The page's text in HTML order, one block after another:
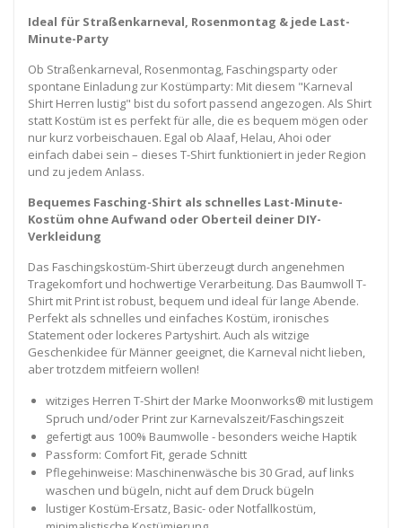
Ideal für Straßenkarneval, Rosenmontag & jede Last-
Minute-Party
Ob Straßenkarneval, Rosenmontag, Faschingsparty oder
spontane Einladung zur Kostümparty: Mit diesem "Karneval
Shirt Herren lustig" bist du sofort passend angezogen. Als Shirt
statt Kostüm ist es perfekt für alle, die es bequem mögen oder
nur kurz vorbeischauen. Egal ob Alaaf, Helau, Ahoi oder
einfach dabei sein – dieses T-Shirt funktioniert in jeder Region
und zu jedem Anlass.
Bequemes Fasching-Shirt als schnelles Last-Minute-
Kostüm ohne Aufwand oder Oberteil deiner DIY-
Verkleidung
Das Faschingskostüm-Shirt überzeugt durch angenehmen
Tragekomfort und hochwertige Verarbeitung. Das Baumwoll T-
Shirt mit Print ist robust, bequem und ideal für lange Abende.
Perfekt als schnelles und einfaches Kostüm, ironisches
Statement oder lockeres Partyshirt. Auch als witzige
Geschenkidee für Männer geeignet, die Karneval nicht lieben,
aber trotzdem mitfeiern wollen!
witziges Herren T-Shirt der Marke Moonworks® mit lustigem
Spruch und/oder Print zur Karnevalszeit/Faschingszeit
gefertigt aus 100% Baumwolle - besonders weiche Haptik
Passform: Comfort Fit, gerade Schnitt
Pflegehinweise: Maschinenwäsche bis 30 Grad, auf links
waschen und bügeln, nicht auf dem Druck bügeln
lustiger Kostüm-Ersatz, Basic- oder Notfallkostüm,